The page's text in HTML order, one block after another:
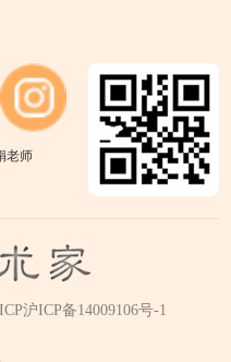
老师
ICP沪ICP备14009106号-1